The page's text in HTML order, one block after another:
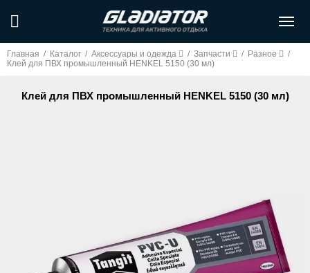
Главная / Каталог / Аксессуары и одежда / Запчасти / Разное
/
Клей для ПВХ промышленный HENKEL 5150 (30 мл)
Клей для ПВХ промышленный HENKEL 5150 (30 мл)